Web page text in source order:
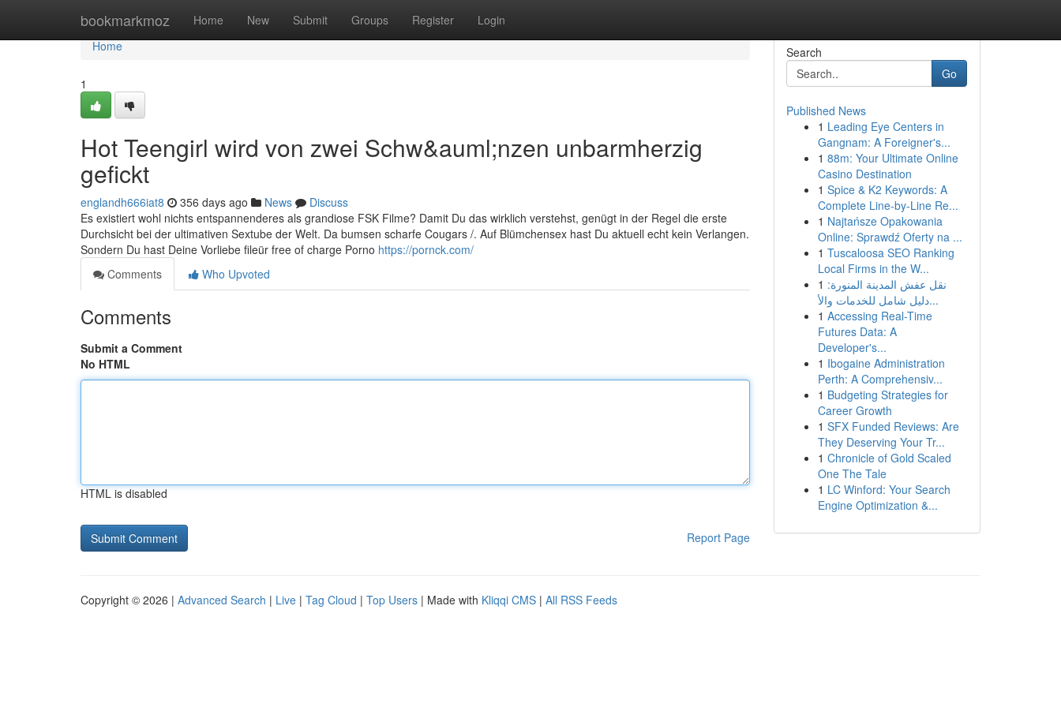
bookmarkmoz Home New Submit Groups Register Login
Home
Home
1
Hot Teengirl wird von zwei Schw&auml;nzen unbarmherzig
gefickt
englandh666iat8 356 days ago News
Discuss
Es existiert wohl nichts entspannenderes als grandiose FSK Filme? Damit Du das wirklich verstehst, genügt in der Regel die erste
Durchsicht bei der ultimativen Sextube der Welt. Da bumsen scharfe Cougars /. Auf Blümchensex hast Du aktuell echt kein Verlangen.
Sondern Du hast Deine Vorliebe fileür free of charge Porno https://pornck.com/
Comments
Who Upvoted
Comments
Submit a Comment
No HTML
HTML is disabled
Report Page
Search
Go
Published News
1 Leading Eye Centers in
Gangnam: A Foreigner's...
1 88m: Your Ultimate Online
Casino Destination
1 Spice & K2 Keywords: A
Complete Line-by-Line Re...
1 Najtańsze Opakowania
Online: Sprawdź Oferty na ...
1 Tuscaloosa SEO Ranking
Local Firms in the W...
1 نقل عفش المدينة المنورة:
دليل شامل للخدمات والأ...
1 Accessing Real-Time
Futures Data: A
Developer's...
1 Ibogaine Administration
Perth: A Comprehensiv...
1 Budgeting Strategies for
Career Growth
1 SFX Funded Reviews: Are
They Deserving Your Tr...
1 Chronicle of Gold Scaled
One The Tale
1 LC Winford: Your Search
Engine Optimization &...
Copyright © 2026 | Advanced Search | Live | Tag Cloud | Top Users | Made with Kliqqi CMS | All RSS Feeds